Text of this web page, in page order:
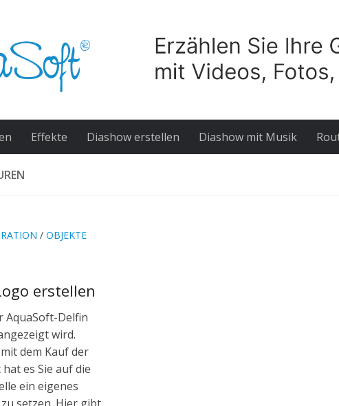
Effekte Diashow erstellen Diashow mit Musik
/ OBJEKTE
erstellen
AquaSoft-Delfin
wird.
dem Kauf der
es Sie auf die
ein eigenes